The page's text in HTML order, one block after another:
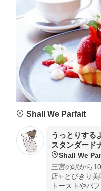
Shall We Parfait
うっとりする
スタンダード
Shall We
三宮の駅から
店✨とびきり
トーストやパ